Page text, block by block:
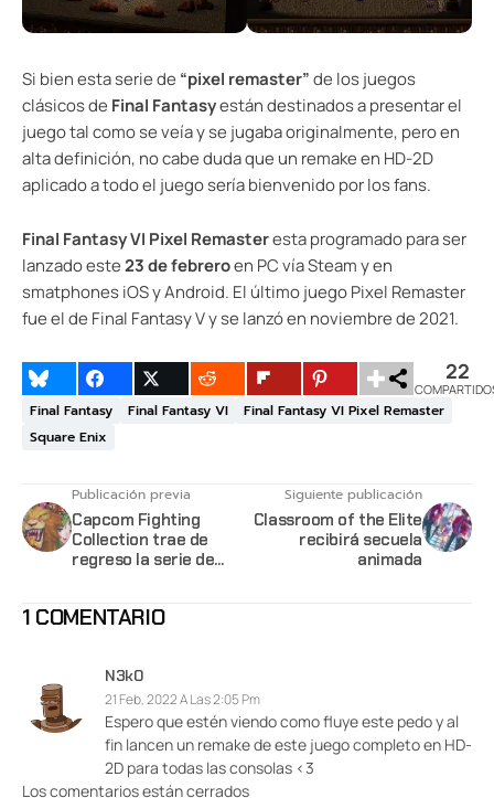
Si bien esta serie de “pixel remaster”de los juegos
clásicos de Final Fantasyestán destinados a presentar el
juego tal como se veía y se jugaba originalmente, pero en
alta definición, no cabe duda que un remake en HD-2D
aplicado a todo el juego sería bienvenido por los fans.
Final Fantasy VI Pixel Remasteresta programado para ser
lanzado este23 de febreroen PC vía Steam y en
smatphones iOS y Android. El último juego Pixel Remaster
fue el de Final Fantasy V y se lanzó en noviembre de 2021.
22
Final Fantasy Final Fantasy VI
Final Fantasy VI Pixel Remaster
Square Enix
Publicación previa
Capcom Fighting
Collection trae de
regreso la serie de
peleas
Siguiente publicación
Classroom of the Elite
recibirá secuela
animada
1 COMENTARIO
N3k0
21 Feb, 2022 A Las 2:05 Pm
Espero que estén viendo como fluye este pedo y al
fin lancen un remake de este juego completo en HD-
2D para todas las consolas <3
Los comentarios están cerrados